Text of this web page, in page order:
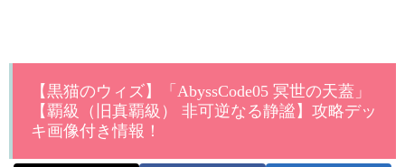
【黒猫のウィズ】「AbyssCode05 冥世の天蓋」
【覇級（旧真覇級） 非可逆なる静謐】攻略デッ
キ画像付き情報！